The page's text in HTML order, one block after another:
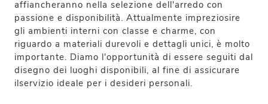
affiancheranno nella selezione dell'arredo con
passione e disponibilità. Attualmente impreziosire
gli ambienti interni con classe e charme, con
riguardo a materiali durevoli e dettagli unici, è molto
importante. Diamo l'opportunità di essere seguiti dal
disegno dei luoghi disponibili, al fine di assicurare
ilservizio ideale per i desideri personali.